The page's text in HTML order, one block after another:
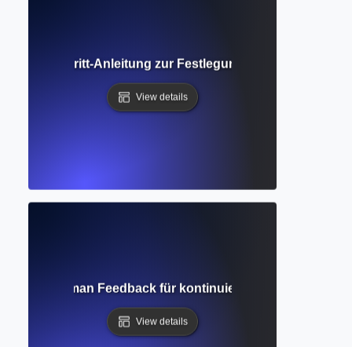
für-Schritt-Anleitung zur Festlegung und Erreichung
View details
Wie man Feedback für kontinuierliche
View details